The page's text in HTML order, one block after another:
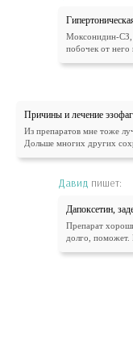
Моксонидин-СЗ,
побочек от него
Причины и лечение
Из препаратов мне тоже
Дольше многих других
Давид пишет:
Дапоксетин,
Препарат
долго, поможет.